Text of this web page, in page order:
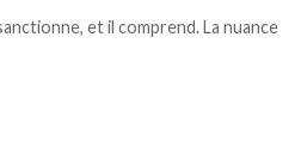
et il comprend. La nuance